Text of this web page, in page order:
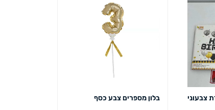
צבעוני בלון מספרים צבע כסף